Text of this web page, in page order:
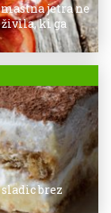
jetra ne
živila, ki ga
brez